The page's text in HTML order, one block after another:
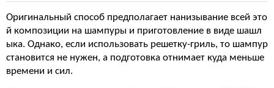
Оригинальный способ предполагает нанизывание всей это
й композиции на шампуры и приготовление в виде шашл
ыка. Однако, если использовать решетку-гриль, то шампур
становится не нужен, а подготовка отнимает куда меньше
времени и сил.